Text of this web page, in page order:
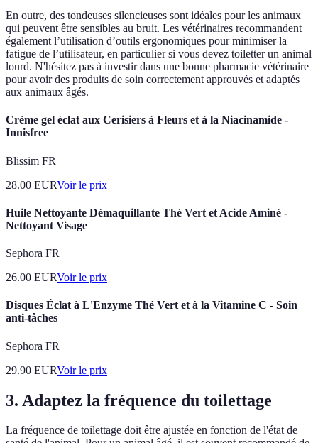
En outre, des tondeuses silencieuses sont idéales pour les animaux
qui peuvent être sensibles au bruit. Les vétérinaires recommandent
également l’utilisation d’outils ergonomiques pour minimiser la
fatigue de l’utilisateur, en particulier si vous devez toiletter un animal
lourd. N'hésitez pas à investir dans une bonne pharmacie vétérinaire
pour avoir des produits de soin correctement approuvés et adaptés
aux animaux âgés.
Crème gel éclat aux Cerisiers à Fleurs et à la Niacinamide -
Innisfree
Blissim FR
28.00 EURVoir le prix
Huile Nettoyante Démaquillante Thé Vert et Acide Aminé -
Nettoyant Visage
Sephora FR
26.00 EURVoir le prix
Disques Éclat à L'Enzyme Thé Vert et à la Vitamine C - Soin
anti-tâches
Sephora FR
29.90 EURVoir le prix
3. Adaptez la fréquence du toilettage
La fréquence de toilettage doit être ajustée en fonction de l'état de